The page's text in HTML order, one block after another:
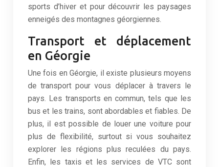
sports d’hiver et pour découvrir les paysages
enneigés des montagnes géorgiennes.
Transport et déplacement
en Géorgie
Une fois en Géorgie, il existe plusieurs moyens
de transport pour vous déplacer à travers le
pays. Les transports en commun, tels que les
bus et les trains, sont abordables et fiables. De
plus, il est possible de louer une voiture pour
plus de flexibilité, surtout si vous souhaitez
explorer les régions plus reculées du pays.
Enfin, les taxis et les services de VTC sont